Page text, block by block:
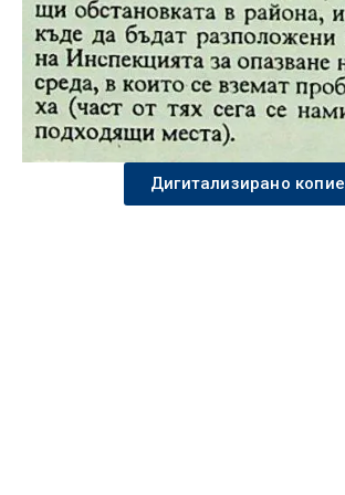
Дигитализирано копие